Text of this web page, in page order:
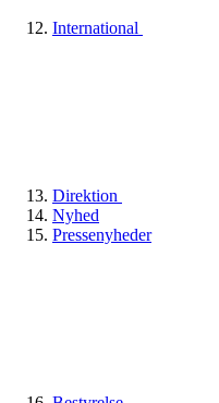
International
Direktion
Nyhed
Pressenyheder